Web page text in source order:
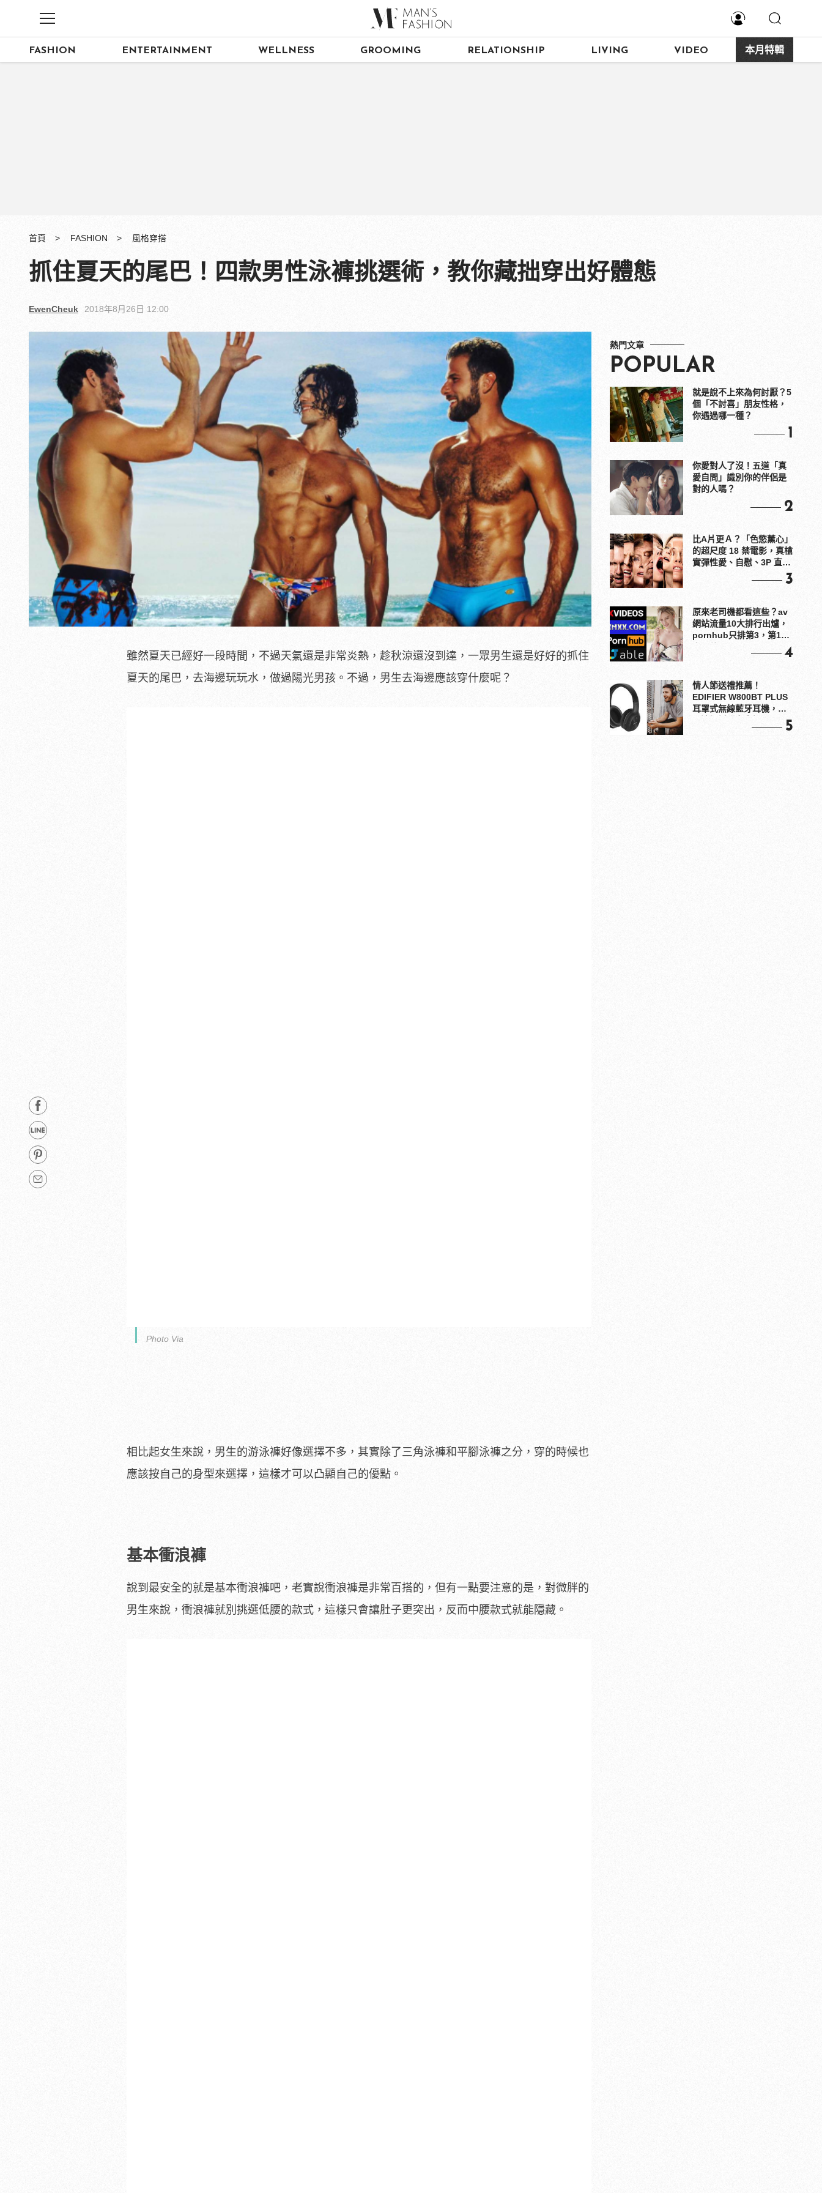
FASHION ENTERTAINMENT WELLNESS GROOMING RELATIONSHIP LIVING VIDEO 本月特輯
首頁 FASHION 風格穿搭
抓住夏天的尾巴！四款男性泳褲挑選術，教你藏拙穿出好體態
EwenCheuk 2018年8月26日 12:00
雖然夏天已經好一段時間，不過天氣還是非常炎熱，趁秋涼還沒到達，一眾男生還是好好的抓住
夏天的尾巴，去海邊玩玩水，做過陽光男孩。不過，男生去海邊應該穿什麼呢？
Photo Via
相比起女生來說，男生的游泳褲好像選擇不多，其實除了三角泳褲和平腳泳褲之分，穿的時候也
應該按自己的身型來選擇，這樣才可以凸顯自己的優點。
基本衝浪褲
說到最安全的就是基本衝浪褲吧，老實說衝浪褲是非常百搭的，但有一點要注意的是，對微胖的
男生來說，衝浪褲就別挑選低腰的款式，這樣只會讓肚子更突出，反而中腰款式就能隱藏。
熱門文章
POPULAR
就是說不上來為何討厭？5
個「不討喜」朋友性格，
你遇過哪一種？
1
你愛對人了沒！五道「真
愛自問」識別你的伴侶是
對的人嗎？
2
比A片更Ａ？「色慾薰心」
的超尺度 18 禁電影，真槍
實彈性愛、自慰、3P 直接
3
原來老司機都看這些？av
網站流量10大排行出爐，
pornhub只排第3，第1名
4
情人節送禮推薦！
EDIFIER W800BT PLUS
耳罩式無線藍牙耳機，在
5